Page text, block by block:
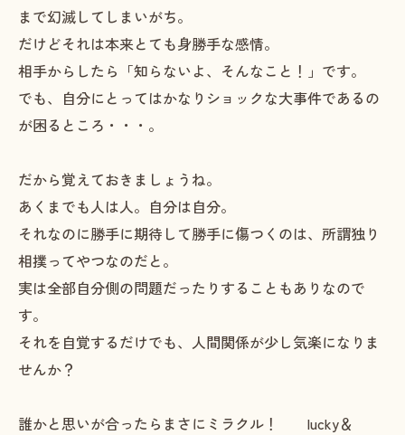
まで幻滅してしまいがち。
だけどそれは本来とても身勝手な感情。
相手からしたら「知らないよ、そんなこと！」です。
でも、自分にとってはかなりショックな大事件であるの
が困るところ・・・。
だから覚えておきましょうね。
あくまでも人は人。自分は自分。
それなのに勝手に期待して勝手に傷つくのは、所謂独り
相撲ってやつなのだと。
実は全部自分側の問題だったりすることもありなので
す。
それを自覚するだけでも、人間関係が少し気楽になりま
せんか？
誰かと思いが合ったらまさにミラクル！ lucky＆